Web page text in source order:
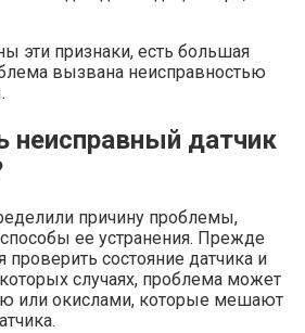
эти признаки, есть большая
вызвана неисправностью
неисправный датчик
причину проблемы,
ее устранения. Прежде
проверить состояние датчика и
случаях, проблема может
или окислами, которые мешают